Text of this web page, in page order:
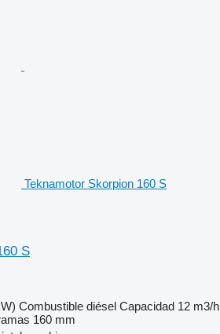
Teknamotor Skorpion 160 S
S
Combustible diésel Capacidad 12 m3/h
160 mm